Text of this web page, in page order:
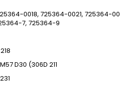
0018, 725364-0021, 725364-
7, 725364-9
218
D30 (306D 211
231